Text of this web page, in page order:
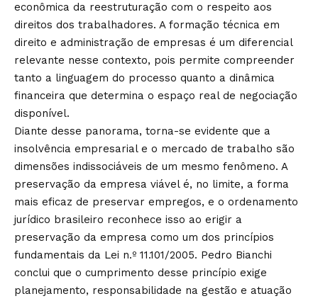
econômica da reestruturação com o respeito aos
direitos dos trabalhadores. A formação técnica em
direito e administração de empresas é um diferencial
relevante nesse contexto, pois permite compreender
tanto a linguagem do processo quanto a dinâmica
financeira que determina o espaço real de negociação
disponível.
Diante desse panorama, torna-se evidente que a
insolvência empresarial e o mercado de trabalho são
dimensões indissociáveis de um mesmo fenômeno. A
preservação da empresa viável é, no limite, a forma
mais eficaz de preservar empregos, e o ordenamento
jurídico brasileiro reconhece isso ao erigir a
preservação da empresa como um dos princípios
fundamentais da Lei n.º 11.101/2005. Pedro Bianchi
conclui que o cumprimento desse princípio exige
planejamento, responsabilidade na gestão e atuação